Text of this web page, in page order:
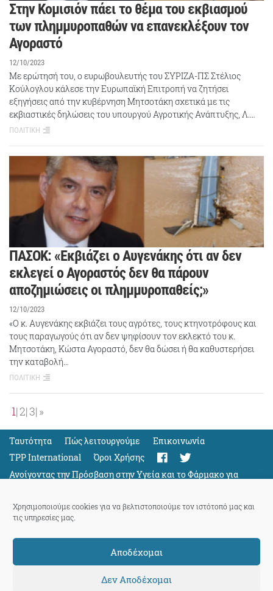
Χρησιμοποιούμε cookies για να βελτιστοποιούμε τον ιστότοπό μας και
τις υπηρεσίες μας.
Αποδέχομαι
Δεν Αποδέχομαι
Στην Κομισιόν πάει το θέμα του εκβιασμού
των πλημμυροπαθών να επανεκλέξουν τον
Αγοραστό
12/10/2023
Με ερώτησή του, ο ευρωβουλευτής του ΣΥΡΙΖΑ-ΠΣ Στέλιος
Κούλογλου κάλεσε την Ευρωπαϊκή Επιτροπή να ζητήσει
εξηγήσεις από την κυβέρνηση Μητσοτάκη σχετικά με τις
εκβιαστικές δηλώσεις του υπουργού Αγροτικής Ανάπτυξης, Λ.…
ΠΟΛΙΤΙΚΗ
ΠΑΣΟΚ: «Εκβιάζει ο Αυγενάκης ότι αν δεν
εκλεγεί ο Αγοραστός δεν θα πάρουν
αποζημιώσεις οι πλημμυροπαθείς;»
12/10/2023
«Ο κ. Αυγενάκης εκβιάζει τους αγρότες, τους κτηνοτρόφους και
τους παραγωγούς ότι αν δεν ψηφίσουν τον εκλεκτό του κ.
Μητσοτάκη, Κώστα Αγοραστό, δεν θα δώσει ή θα καθυστερήσει
την καταβολή…
ΠΟΛΙΤΙΚΗ
1 2 3 »
Ταυτότητα Πώς λειτουργούμε
Eπικοινωνία
TPP International
Όροι Χρήσης
Ανοίγοντας την Πρόσβαση στην Υγεία και το Φάρμακο για
Όλους
Support
ThePressProject
powered by our community members